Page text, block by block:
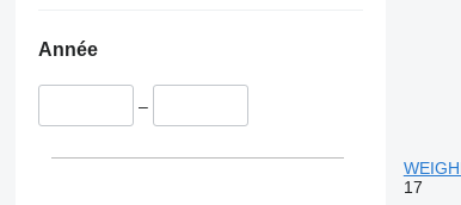
Année
–
17